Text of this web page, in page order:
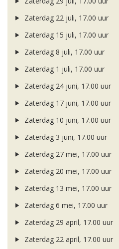
Zaterdag 22 juli, 17.00 uur
Zaterdag 15 juli, 17.00 uur
Zaterdag 8 juli, 17.00 uur
Zaterdag 1 juli, 17.00 uur
Zaterdag 24 juni, 17.00 uur
Zaterdag 17 juni, 17.00 uur
Zaterdag 10 juni, 17.00 uur
Zaterdag 3 juni, 17.00 uur
Zaterdag 27 mei, 17.00 uur
Zaterdag 20 mei, 17.00 uur
Zaterdag 13 mei, 17.00 uur
Zaterdag 6 mei, 17.00 uur
Zaterdag 29 april, 17.00 uur
Zaterdag 22 april, 17.00 uur